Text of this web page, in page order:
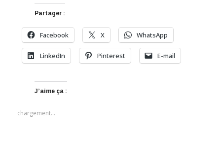
Partager :
Facebook X WhatsApp
LinkedIn Pinterest E-mail
J’aime ça :
chargement…